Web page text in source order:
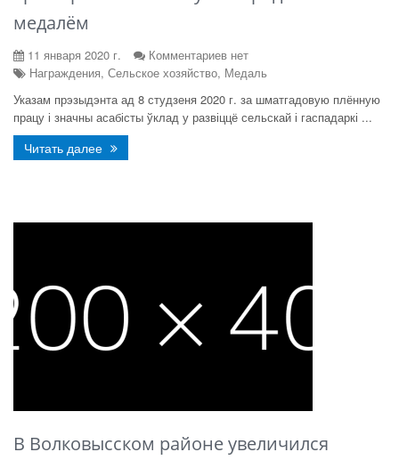
медалём
11 января 2020 г.
Комментариев нет
Награждения, Сельское хозяйство, Медаль
Указам прэзыдэнта ад 8 студзеня 2020 г. за шматгадовую плённую
працу і значны асабісты ўклад у развіццё сельскай і гаспадаркі ...
Читать далее
В Волковысском районе увеличился